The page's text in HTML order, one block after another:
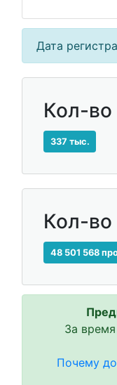
Дата
Кол-во
337 тыс.
Кол-во
48 501 568
За
Почему